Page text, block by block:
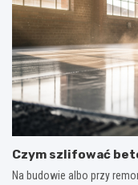
Czym szlifować
Na budowie albo przy